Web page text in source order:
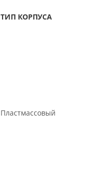
ТИП КОРПУСА
Пластмассовый